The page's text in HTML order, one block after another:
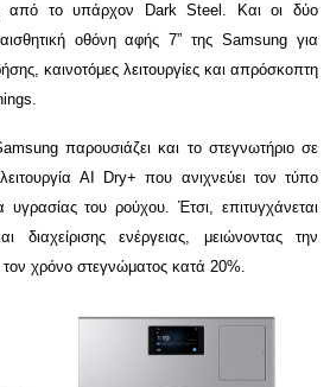
από το υπάρχον Dark Steel. Και οι δύο
οθόνη αφής 7” της Samsung για
καινοτόμες λειτουργίες και απρόσκοπτη
παρουσιάζει και το στεγνωτήριο σε
AI Dry+ που ανιχνεύει τον τύπο
υγρασίας του ρούχου. Έτσι, επιτυγχάνεται
διαχείρισης ενέργειας, μειώνοντας την
χρόνο στεγνώματος κατά 20%.